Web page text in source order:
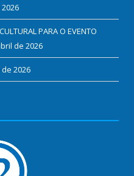
PARA O EVENTO
de 2026
2026